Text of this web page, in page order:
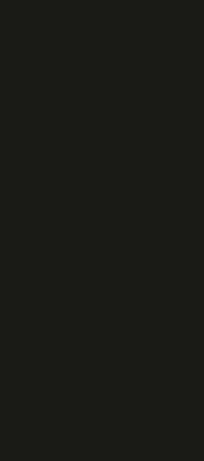
“O Dia”, a oferta foi de
opção de compra no fim do ano